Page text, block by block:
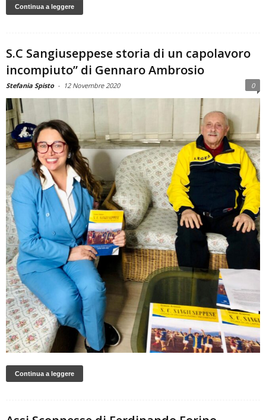
Continua a leggere
S.C Sangiuseppese storia di un capolavoro
incompiuto” di Gennaro Ambrosio
Stefania Spisto - 12 Novembre 2020 0
Continua a leggere